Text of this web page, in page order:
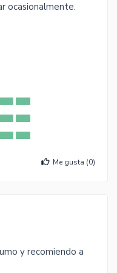
ocasionalmente.
Me gusta (0)
y recomiendo a